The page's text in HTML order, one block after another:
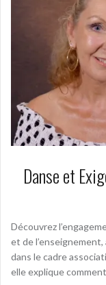
Danse et
Découvrez
et de
dans le cadre
elle explique